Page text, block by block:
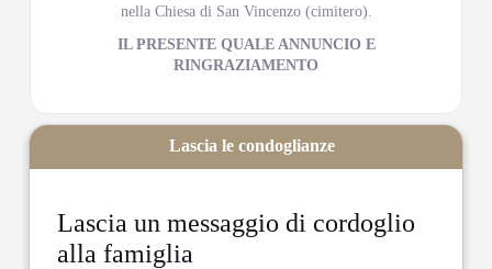
nella Chiesa di San Vincenzo (cimitero).
IL PRESENTE QUALE ANNUNCIO E
RINGRAZIAMENTO
Lascia un messaggio di cordoglio
alla famiglia
Lascia le condoglianze